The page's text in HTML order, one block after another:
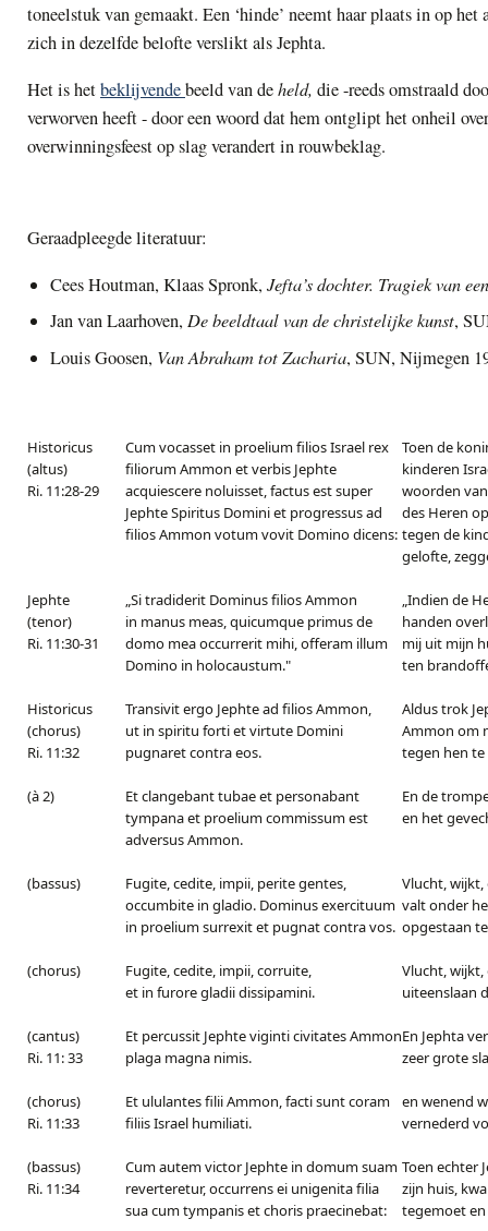
toneelstuk van gemaakt. Een ‘hinde’ neemt haar plaats in op
zich in dezelfde belofte verslikt als Jephta.
Het is hetbeklijvendebeeld van deheld, die-reeds omstraald
verworven heeft-door een woord dat hem ontglipt het onheil
overwinningsfeest op slag verandert in rouwbeklag.
Geraadpleegde literatuur:
Cees Houtman, Klaas Spronk, Jefta’s dochter. Tragiek van
Jan van Laarhoven, De beeldtaal van de christelijke kunst,
Louis Goosen, Van Abraham tot Zacharia, SUN, Nijmegen
Historicus
(altus)
Ri. 11:28-29
Cum vocasset in proelium filios Israel rex
filiorum Ammon et verbis Jephte
acquiescere noluisset, factus est super
Jephte Spiritus Domini et progressus ad
filios Ammon votum vovit Domino dicens:
Toen de
kinderen
woorden
des Heren
tegen de
gelofte,
Jephte
(tenor)
Ri. 11:30-31
„Si tradiderit Dominus filios Ammon
in manus meas, quicumque primus de
domo mea occurrerit mihi, offeram illum
Domino in holocaustum."
„Indien de
handen
mij uit mijn
ten
Historicus
(chorus)
Ri. 11:32
Transivit ergo Jephte ad filios Ammon,
ut in spiritu forti et virtute Domini
pugnaret contra eos.
Aldus trok
Ammon om
tegen hen
(à 2)
Et clangebant tubae et personabant
tympana et proelium commissum est
adversus Ammon.
En de
en het
(bassus)
Fugite, cedite, impii, perite gentes,
occumbite in gladio. Dominus exercituum
in proelium surrexit et pugnat contra vos.
Vlucht,
valt onder
opgestaan
(chorus)
Fugite, cedite, impii, corruite,
et in furore gladii dissipamini.
Vlucht,
uiteenslaan
(cantus)
Ri. 11: 33
Et percussit Jephte viginti civitates Ammon
plaga magna nimis.
En Jephta
zeer grote
(chorus)
Ri. 11:33
Et ululantes filii Ammon, facti sunt coram
filiis Israel humiliati.
en wenend
vernederd
(bassus)
Ri. 11:34
Cum autem victor Jephte in domum suam
reverteretur, occurrens ei unigenita filia
sua cum tympanis et choris praecinebat:
Toen echter
zijn huis,
tegemoet